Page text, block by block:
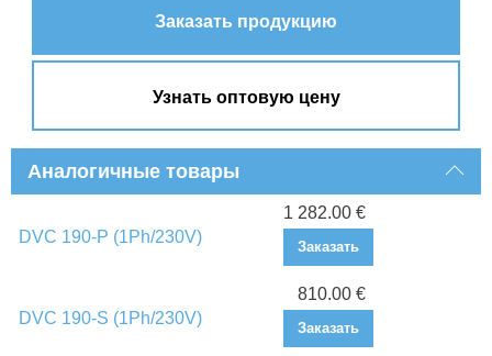
Заказать продукцию
Узнать оптовую цену
Аналогичные товары
DVC 190-P (1Ph/230V)
1 282.00 €
Заказать
DVC 190-S (1Ph/230V)
810.00 €
Заказать